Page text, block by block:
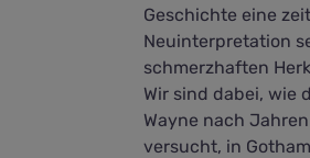
Geschichte eine
Neuinterpretation
schmerzhaften
Wir sind dabei, wie
Wayne nach
versucht, in